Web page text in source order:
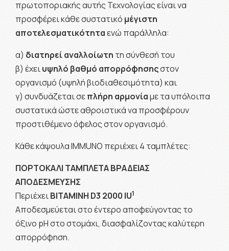
πρωτοποριακής αυτής Τεχνολογίας είναι να
προσφέρει κάθε συστατικό μέγιστη
αποτελεσματικότηταενώ παράλληλα:
α) διατηρεί αναλλοίωτη τη σύνθεσή του
β) έχειυψηλό βαθμό απορρόφησηςστον
οργανισμό (υψηλή βιοδιαθεσιμότητα) και
γ) συνδυάζεται σεπλήρη αρμονίαμε τα υπόλοιπα
συστατικά ώστε αθροιστικά να προσφέρουν
προστιθέμενο όφελος στον οργανισμό.
Κάθε κάψουλα IMMUNO περιέχει 4 ταμπλέτες:
ΠΟΡΤΟΚΑΛΙ ΤΑΜΠΛΕΤΑ ΒΡΑΔΕΙΑΣ
ΑΠΟΔΕΣΜΕΥΣΗΣ
ΠεριέχειΒΙΤΑΜΙΝΗ D3 2000 IU1
Αποδεσμεύεται στο έντερο αποφεύγοντας το
όξινο pH στο στομάχι, διασφαλίζοντας καλύτερη
απορρόφηση.